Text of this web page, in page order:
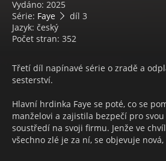
Vydáno: 2025
Série: Faye
díl 3
Jazyk: český
Počet stran: 352
Třetí díl napínavé série o zradě a
sesterství.
Hlavní hrdinka Faye se poté, co se
manželovi a zajistila bezpečí pro
soustředí na svoji firmu. Jenže ve
všechno zlé je za ní, se objevuje
hrozba - Fayein otec, kterému se